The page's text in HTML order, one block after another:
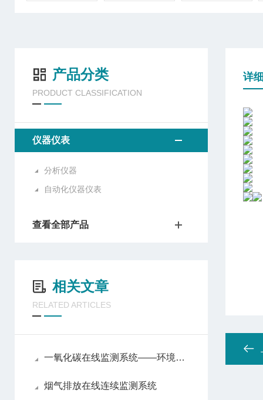
产品分类
PRODUCT CLASSIFICATION
仪器仪表
分析仪器
自动化仪器仪表
查看全部产品
相关文章
RELATED ARTICLES
一氧化碳在线监测系统——环境监测的智能守护者
烟气排放在线连续监测系统
详